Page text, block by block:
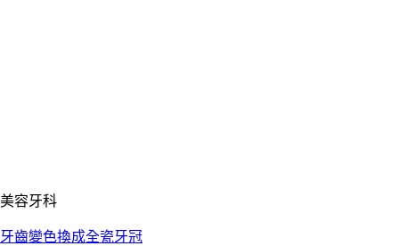
美容牙科
牙齒變色換成全瓷牙冠